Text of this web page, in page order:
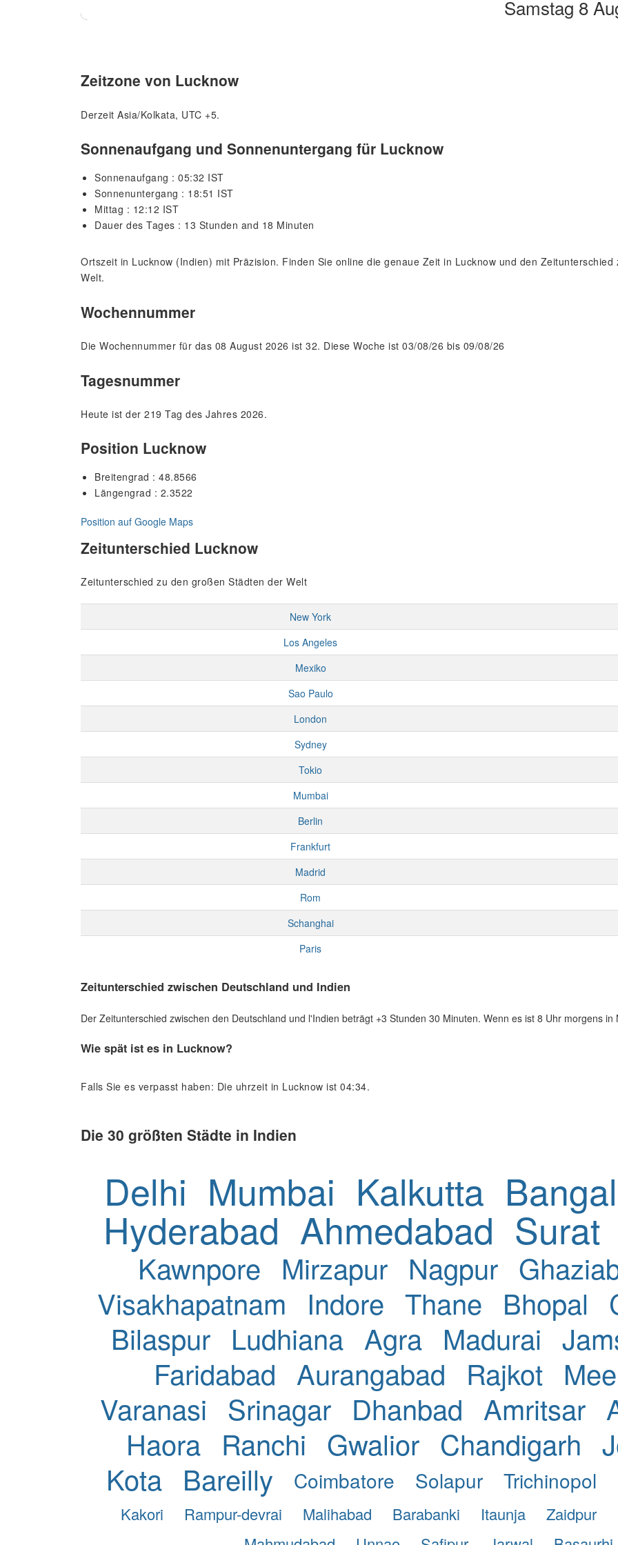
Samstag 8
Zeitzone von Lucknow
Derzeit Asia/Kolkata, UTC +5.
Sonnenaufgang und Sonnenuntergang für Lucknow
Sonnenaufgang : 05:32 IST
Sonnenuntergang : 18:51 IST
Mittag : 12:12 IST
Dauer des Tages : 13 Stunden and 18 Minuten
Ortszeit in Lucknow (Indien) mit Präzision. Finden Sie online die genaue Zeit in Lucknow und den
Welt.
Wochennummer
Die Wochennummer für das 08 August 2026 ist 32. Diese Woche ist 03/08/26 bis 09/08/26
Tagesnummer
Heute ist der 219 Tag des Jahres 2026.
Position Lucknow
Breitengrad : 48.8566
Längengrad : 2.3522
Position auf Google Maps
Zeitunterschied Lucknow
Zeitunterschied zu den großen Städten der Welt
New York
Los Angeles
Mexiko
Sao Paulo
London
Sydney
Tokio
Mumbai
Berlin
Frankfurt
Madrid
Rom
Schanghai
Paris
Zeitunterschied zwischen Deutschland und Indien
Der Zeitunterschied zwischen den Deutschland und l'Indien beträgt +3 Stunden 30 Minuten. Wenn es ist 8 Uhr morgens
Wie spät ist es in Lucknow?
Falls Sie es verpasst haben: Die uhrzeit in Lucknow ist 04:34.
Die 30 größten Städte in Indien
Delhi Mumbai Kalkutta
Hyderabad Ahmedabad Surat
Kawnpore Mirzapur Nagpur
Visakhapatnam
Indore Thane Bhopal
Bilaspur Ludhiana Agra Madurai
Faridabad Aurangabad Rajkot
Varanasi Srinagar Dhanbad Amritsar
Haora Ranchi Gwalior Chandigarh
Kota Bareilly Coimbatore Solapur Trichinopol
Kakori
Rampur-devrai Malihabad Barabanki Itaunja Zaidpur